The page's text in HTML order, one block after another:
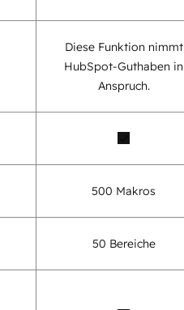
Diese Funktion nimmt
HubSpot-Guthaben in
Anspruch.
500 Makros
50 Bereiche